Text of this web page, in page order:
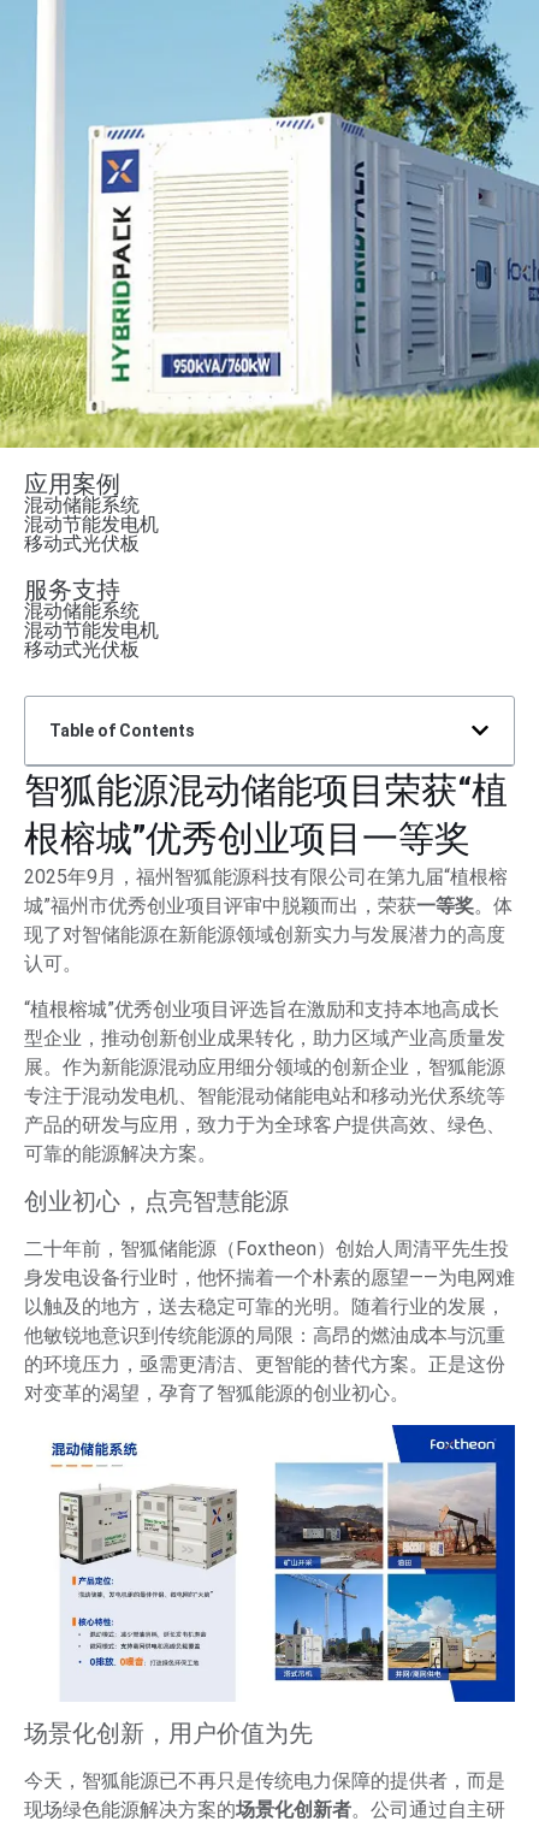
应用案例
混动储能系统
混动节能发电机
移动式光伏板
服务支持
混动储能系统
混动节能发电机
移动式光伏板
Table of Contents
智狐能源混动储能项目荣获“植
根榕城”优秀创业项目一等奖
2025年9月，福州智狐能源科技有限公司在第九届“植根榕
城”福州市优秀创业项目评审中脱颖而出，荣获一等奖。体
现了对智储能源在新能源领域创新实力与发展潜力的高度
认可。
“植根榕城”优秀创业项目评选旨在激励和支持本地高成长
型企业，推动创新创业成果转化，助力区域产业高质量发
展。作为新能源混动应用细分领域的创新企业，智狐能源
专注于混动发电机、智能混动储能电站和移动光伏系统等
产品的研发与应用，致力于为全球客户提供高效、绿色、
可靠的能源解决方案。
创业初心，点亮智慧能源
二十年前，智狐储能源（Foxtheon）创始人周清平先生投
身发电设备行业时，他怀揣着一个朴素的愿望——为电网难
以触及的地方，送去稳定可靠的光明。随着行业的发展，
他敏锐地意识到传统能源的局限：高昂的燃油成本与沉重
的环境压力，亟需更清洁、更智能的替代方案。正是这份
对变革的渴望，孕育了智狐能源的创业初心。
场景化创新，用户价值为先
今天，智狐能源已不再只是传统电力保障的提供者，而是
现场绿色能源解决方案的场景化创新者。公司通过自主研